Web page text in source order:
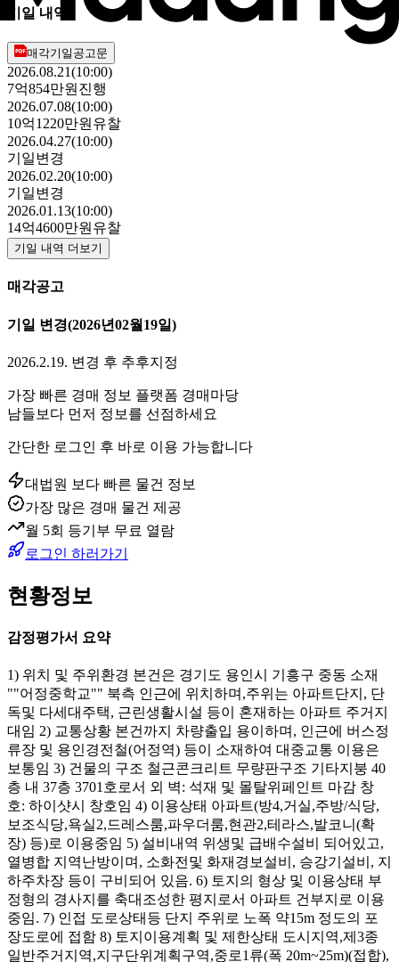
기일 내역
매각기일공고문
2026.08.21(10:00)
7억854만원 진행
2026.07.08(10:00)
10억1220만원 유찰
2026.04.27(10:00)
기일변경
2026.02.20(10:00)
기일변경
2026.01.13(10:00)
14억4600만원 유찰
기일 내역 더보기
매각공고
기일 변경(2026년02월19일)
2026.2.19. 변경 후 추후지정
가장 빠른 경매 정보 플랫폼 경매마당
남들보다 먼저 정보를 선점하세요
간단한 로그인 후 바로 이용 가능합니다
대법원 보다 빠른 물건 정보
가장 많은 경매 물건 제공
월 5회 등기부 무료 열람
로그인 하러가기
현황정보
감정평가서 요약
1) 위치 및 주위환경 본건은 경기도 용인시 기흥구 중동 소재
""어정중학교"" 북측 인근에 위치하며,주위는 아파트단지, 단
독및 다세대주택, 근린생활시설 등이 혼재하는 아파트 주거지
대임 2) 교통상황 본건까지 차량출입 용이하며, 인근에 버스정
류장 및 용인경전철(어정역) 등이 소재하여 대중교통 이용은
보통임 3) 건물의 구조 철근콘크리트 무량판구조 기타지붕 40
층 내 37층 3701호로서 외 벽: 석재 및 몰탈위페인트 마감 창
호: 하이샷시 창호임 4) 이용상태 아파트(방4,거실,주방/식당,
보조식당,욕실2,드레스룸,파우더룸,현관2,테라스,발코니(확
장) 등)로 이용중임 5) 설비내역 위생및 급배수설비 되어있고,
열병합 지역난방이며, 소화전및 화재경보설비, 승강기설비, 지
하주차장 등이 구비되어 있음. 6) 토지의 형상 및 이용상태 부
정형의 경사지를 축대조성한 평지로서 아파트 건부지로 이용
중임. 7) 인접 도로상태등 단지 주위로 노폭 약15m 정도의 포
장도로에 접함 8) 토지이용계획 및 제한상태 도시지역,제3종
일반주거지역,지구단위계획구역,중로1류(폭 20m~25m)(접합),